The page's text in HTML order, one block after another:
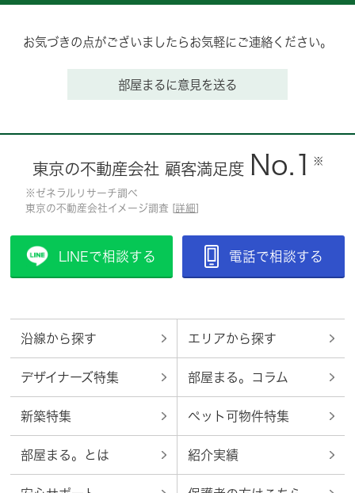
お気づきの点がございましたらお気軽にご連絡ください。
部屋まるに意見を送る
東京の不動産会社 顧客満足度 No.1 ※
※ゼネラルリサーチ調べ
東京の不動産会社イメージ調査 [詳細]
LINEで相談する 電話で相談する
沿線から探す エリアから探す
デザイナーズ特集 部屋まる。コラム
新築特集 ペット可物件特集
部屋まる。とは 紹介実績